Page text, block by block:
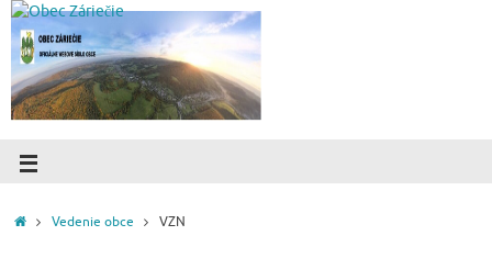
Vedenie obce VZN